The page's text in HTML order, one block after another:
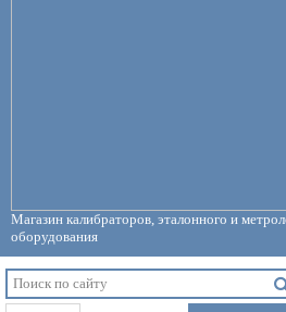
Магазин калибраторов, эталонного и
оборудования